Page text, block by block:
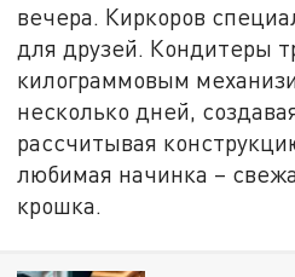
вечера. Киркоров
для друзей. Кондитеры
килограммовым
несколько дней,
рассчитывая
любимая начинка –
крошка.